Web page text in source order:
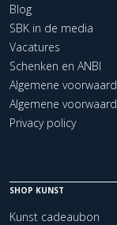
Blog
SBK in de media
Vacatures
Schenken en ANBI
Algemene
Algemene
Privacy policy
SHOP KUNST
Kunst cadeaubon